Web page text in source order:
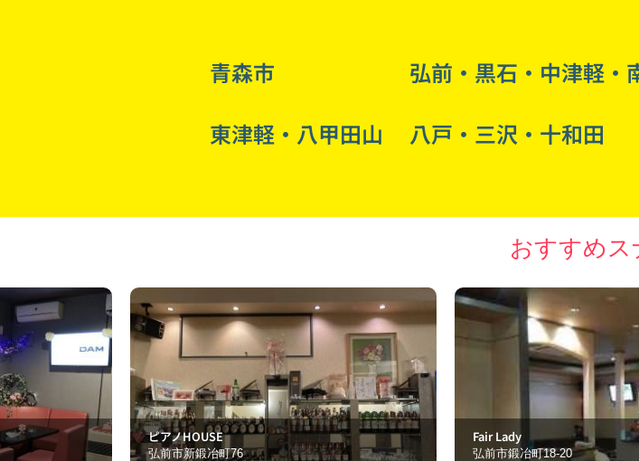
青森市
東津軽・八甲田山
弘前・黒石・中津軽・
八戸・三沢・十和田
おすすめス
Fair Lady
弘前市鍛冶町18-20
Ｆａｉｎ
平川市本町北柳田9-18